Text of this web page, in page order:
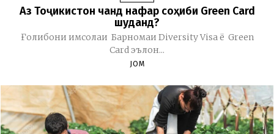
Аз Тоҷикистон чанд нафар соҳиби Green Card
шуданд?
Ғолибони имсолаи Барномаи Diversity Visa ё Green
Card эълон...
JOM